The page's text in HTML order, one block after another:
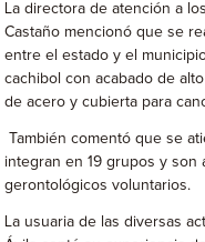
La directora de atención a
Castaño mencionó que se
entre el estado y el
cachibol con acabado de
de acero y cubierta para
También comentó que se
integran en 19 grupos y
gerontológicos voluntarios.
La usuaria de las diversas